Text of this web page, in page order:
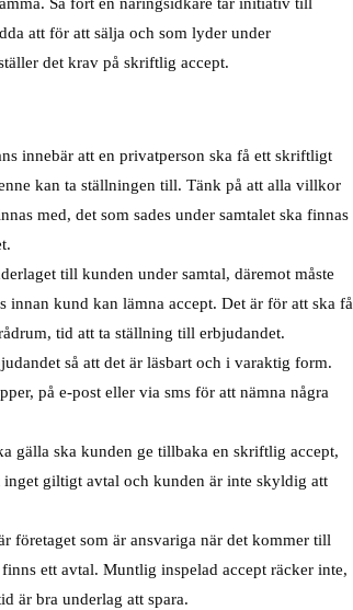
att för att sälja och som lyder under
det krav på skriftlig accept.
innebär att en privatperson ska få ett skriftligt
kan ta ställningen till. Tänk på att alla villkor
med, det som sades under samtalet ska finnas
till kunden under samtal, däremot måste
innan kund kan lämna accept. Det är för att ska få
tid att ta ställning till erbjudandet.
så att det är läsbart och i varaktig form.
på e-post eller via sms för att nämna några
gälla ska kunden ge tillbaka en skriftlig accept,
inget giltigt avtal och kunden är inte skyldig att
företaget som är ansvariga när det kommer till
ett avtal. Muntlig inspelad accept räcker inte,
är bra underlag att spara.